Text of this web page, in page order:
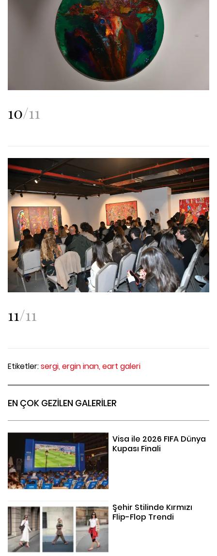
10/11
11/11
Etiketler:sergi,ergin inan,eart galeri
EN ÇOK GEZİLEN GALERİLER
Visa ile 2026 FIFA Dünya
Kupası Finali
Şehir Stilinde Kırmızı
Flip-Flop Trendi